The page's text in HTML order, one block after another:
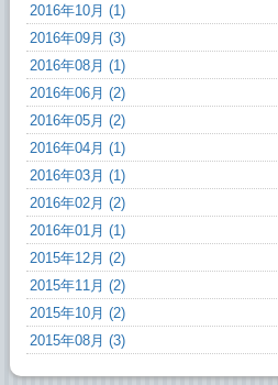
2016年10月 (1)
2016年09月 (3)
2016年08月 (1)
2016年06月 (2)
2016年05月 (2)
2016年04月 (1)
2016年03月 (1)
2016年02月 (2)
2016年01月 (1)
2015年12月 (2)
2015年11月 (2)
2015年10月 (2)
2015年08月 (3)